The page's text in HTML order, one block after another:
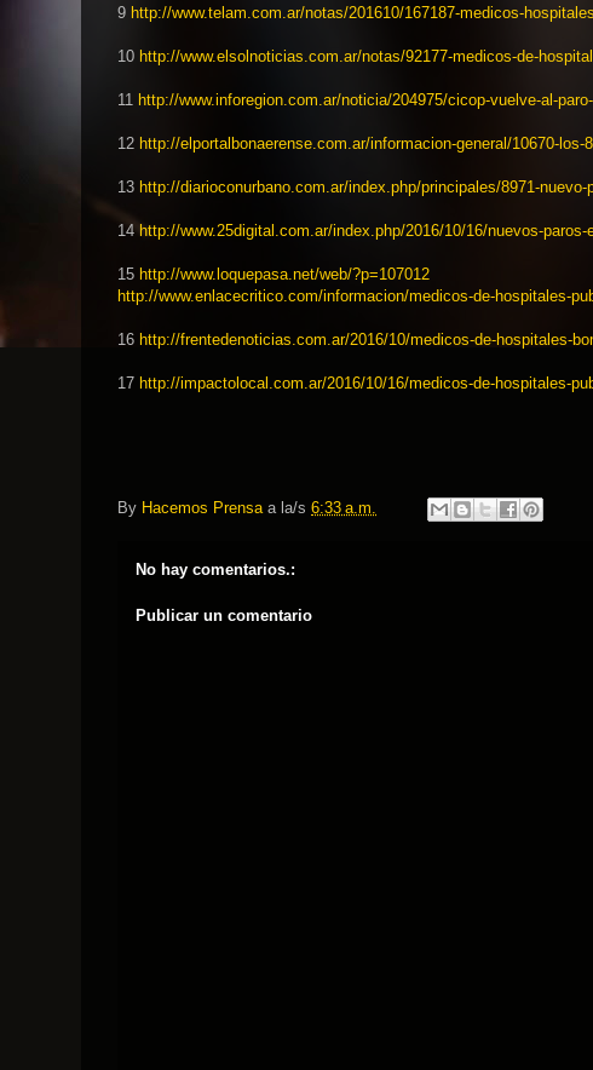
9 http://www.telam.com.ar/notas/201610/167187-medicos-
10 http://www.elsolnoticias.com.ar/notas/92177-medicos-de-
11 http://www.inforegion.com.ar/noticia/204975/cicop-vuelve-al-
12 http://elportalbonaerense.com.ar/informacion-general/10670- los-
13 http://diarioconurbano.com.ar/index.php/principales/8971-nuevo-
14 http://www.25digital.com.ar/index.php/2016/10/16/nuevos-paros-
15 http://www.loquepasa.net/web/?p=107012
http://www.enlacecritico.com/informacion/medicos-de-hospitales-
16 http://frentedenoticias.com.ar/2016/10/medicos-de-hospitales-
17 http://impactolocal.com.ar/2016/10/16/medicos-de-hospitales-
By Hacemos Prensa a la/s 6:33 a.m.
No hay comentarios.:
Publicar un comentario